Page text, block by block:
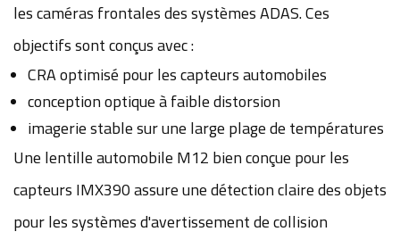
les caméras frontales des systèmes ADAS. Ces
objectifs sont conçus avec :
CRA optimisé pour les capteurs automobiles
conception optique à faible distorsion
imagerie stable sur une large plage de températures
Une lentille automobile M12 bien conçue pour les
capteurs IMX390 assure une détection claire des objets
pour les systèmes d'avertissement de collision